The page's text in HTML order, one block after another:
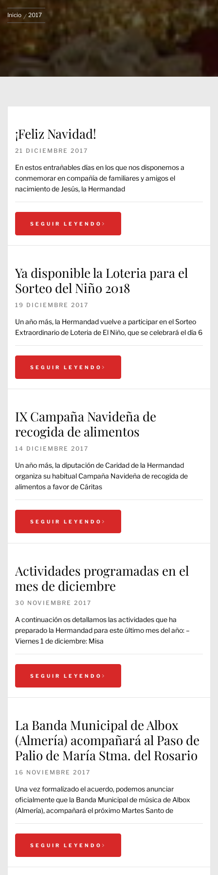
Inicio 2017
¡Feliz Navidad!
21 DICIEMBRE 2017
En estos entrañables días en los que nos disponemos a
conmemorar en compañía de familiares y amigos el
nacimiento de Jesús, la Hermandad
SEGUIR LEYENDO
Ya disponible la Loteria para el
Sorteo del Niño 2018
19 DICIEMBRE 2017
Un año más, la Hermandad vuelve a participar en el Sorteo
Extraordinario de Loteria de El Niño, que se celebrará el día 6
SEGUIR LEYENDO
IX Campaña Navideña de
recogida de alimentos
14 DICIEMBRE 2017
Un año más, la diputación de Caridad de la Hermandad
organiza su habitual Campaña Navideña de recogida de
alimentos a favor de Cáritas
SEGUIR LEYENDO
Actividades programadas en el
mes de diciembre
30 NOVIEMBRE 2017
A continuación os detallamos las actividades que ha
preparado la Hermandad para este último mes del año: –
Viernes 1 de diciembre: Misa
SEGUIR LEYENDO
La Banda Municipal de Albox
(Almería) acompañará al Paso de
Palio de María Stma. del Rosario
16 NOVIEMBRE 2017
Una vez formalizado el acuerdo, podemos anunciar
oficialmente que la Banda Municipal de música de Albox
(Almería), acompañará el próximo Martes Santo de
SEGUIR LEYENDO